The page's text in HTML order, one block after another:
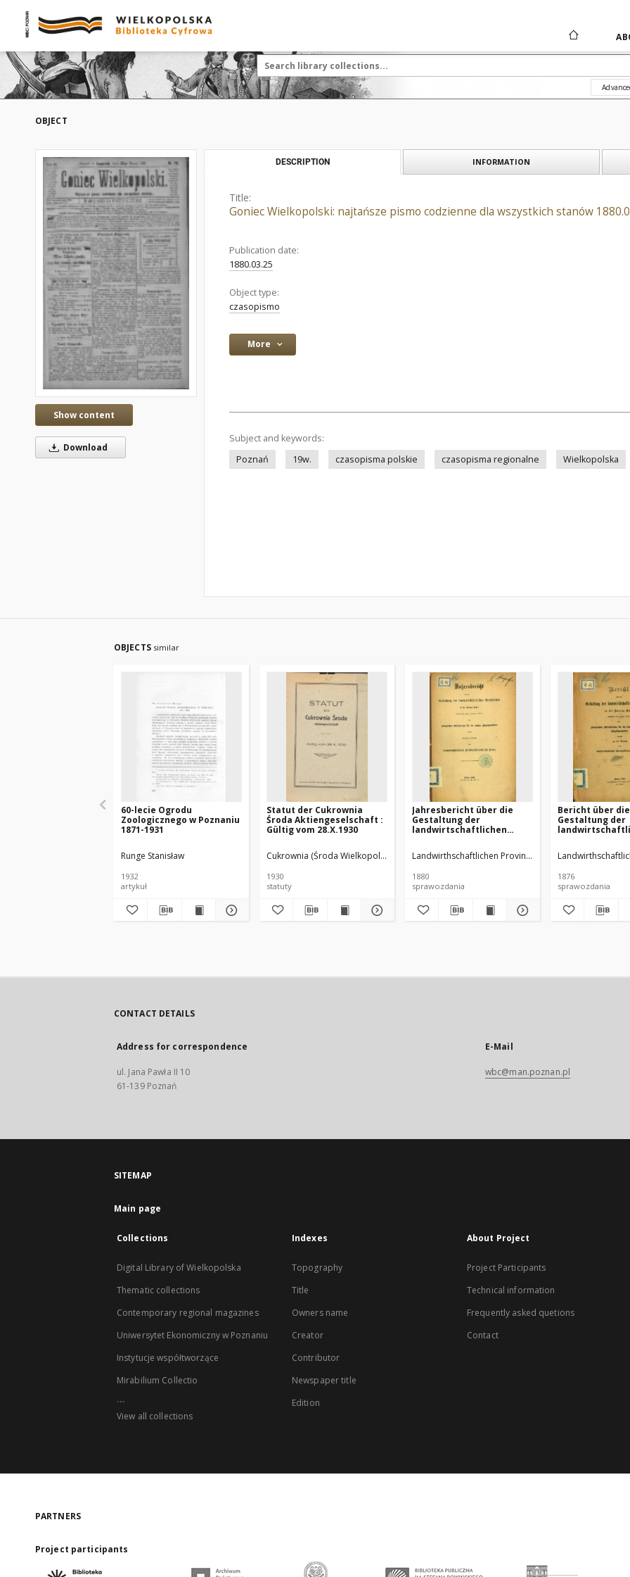
OBJECT
Show content
Download
DESCRIPTION INFORMATION
Title:
Goniec Wielkopolski: najtańsze pismo codzienne dla wszystkich stanów
Publication date:
1880.03.25
Object type:
czasopismo
More
Subject and keywords:
Poznań
19w. czasopisma polskie czasopisma regionalne Wielkopolska
OBJECTS similar
60-lecie Ogrodu
Zoologicznego w Poznaniu
1871-1931
Runge Stanisław
1932
artykuł
Statut der Cukrownia
Środa Aktiengeselschaft :
Gültig vom 28.X.1930
Cukrownia (Środa Wielkopolska)
1930
statuty
Jahresbericht über die
Gestaltung der
landwirtschaftlichen
Provinz Posen während
des Jahres 1879.
Landwirthschaftlichen Provinzialvereins für Posen
1880
sprawozdania
Bericht über die
Gestaltung der
Provinz Posen
des Jahres 1875.
1876
sprawozdania
CONTACT DETAILS
Address for correspondence
ul. Jana Pawła II 10
61-139 Poznań
E-Mail
wbc@man.poznan.pl
SITEMAP
Main page
Collections
Digital Library of Wielkopolska
Thematic collections
Contemporary regional magazines
Uniwersytet Ekonomiczny w Poznaniu
Instytucje współtworzące
Mirabilium Collectio
...
View all collections
Indexes
Topography
Title
Owners name
Creator
Contributor
Newspaper title
Edition
About Project
Project Participants
Technical information
Frequently asked quetions
Contact
PARTNERS
Project participants